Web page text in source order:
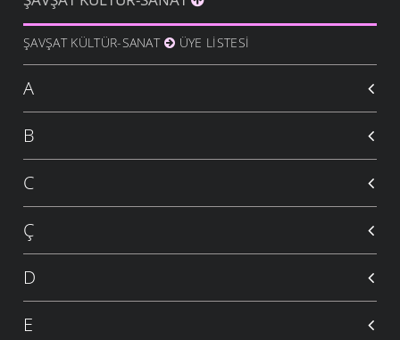
ŞAVŞAT KÜLTÜR-SANAT ÜYE LISTESI
A
B
C
Ç
D
E